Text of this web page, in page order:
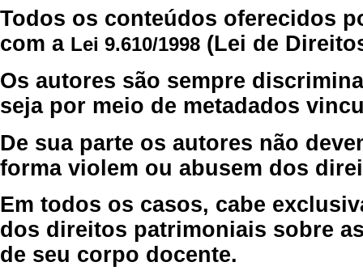
Todos os conteúdos oferecidos
com a Lei 9.610/1998 (Lei de
Os autores são sempre
seja por meio de metadados
De sua parte os autores não
forma violem ou abusem dos
Em todos os casos, cabe
dos direitos patrimoniais sobre
de seu corpo docente.